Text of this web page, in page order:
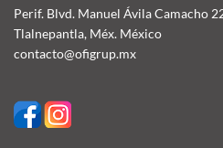
Perif. Blvd. Manuel Ávila Camacho
Tlalnepantla, Méx. México
contacto@ofigrup.mx